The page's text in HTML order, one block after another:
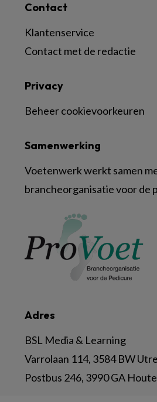
Contact
Klantenservice
Contact met de redactie
Adres
BSL Media & Learning
Varrolaan 114, 3584 BW
Postbus 246, 3990 GA
Samenwerking
Voetenwerk werkt samen
brancheorganisatie voor de
Privacy
Beheer cookievoorkeuren